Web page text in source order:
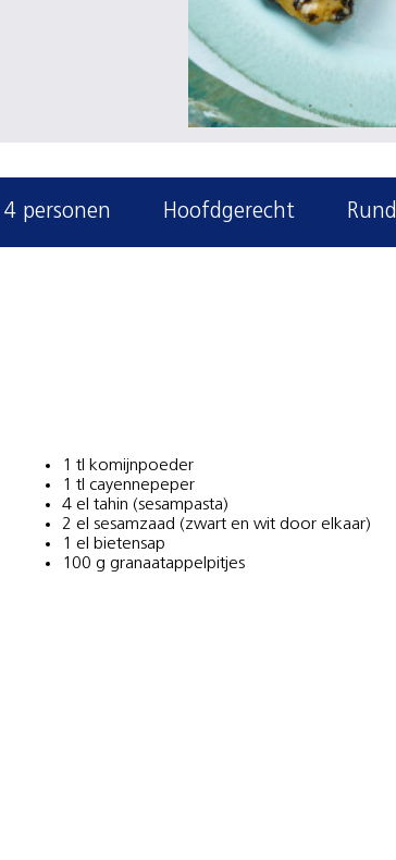
4 personen Hoofdgerecht Rund
1 tl komijnpoeder
1 tl cayennepeper
4 el tahin (sesampasta)
2 el sesamzaad (zwart en wit door elkaar)
1 el bietensap
100 g granaatappelpitjes